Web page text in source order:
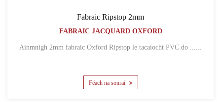
Fabraic Ripstop 2mm
FABRAIC JACQUARD OXFORD
Ainmnigh 2mm fabraic Oxford Ripstop le tacaíocht PVC do ......
Féach na sonraí